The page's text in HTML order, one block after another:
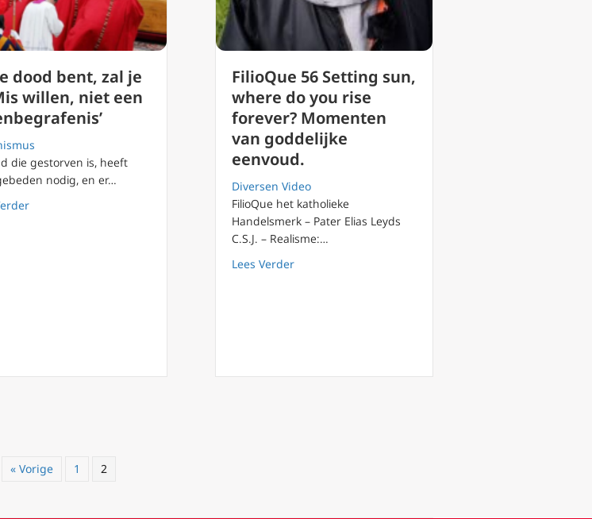
psychologische terreur voor gelovige katholieken
dood bent, zal je
willen, niet een
die gestorven is, heeft
nodig, en er…
about Als je dood bent, zal je de Mis willen, niet een ‘lekenbegrafenis’
FilioQue 56 Setting sun,
where do you rise
forever? Momenten
van goddelijke
eenvoud.
Diversen Video
FilioQue het katholieke
Handelsmerk – Pater Elias Leyds
C.S.J. – Realisme:…
Lees Verderabout FilioQue 56 Setting sun, where do you rise
« Vorige 1 2